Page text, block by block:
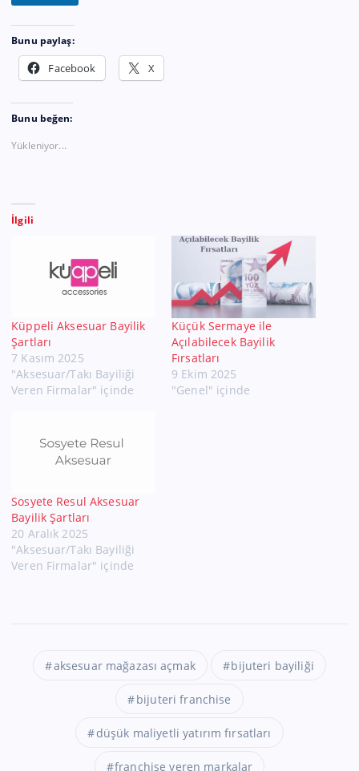
Bunu paylaş:
Facebook X
Bunu beğen:
Yükleniyor...
İlgili
Küppeli Aksesuar Bayilik
Şartları
7 Kasım 2025
"Aksesuar/Takı Bayiliği
Veren Firmalar" içinde
Küçük Sermaye ile
Açılabilecek Bayilik
Fırsatları
9 Ekim 2025
"Genel" içinde
Sosyete Resul Aksesuar
Bayilik Şartları
20 Aralık 2025
"Aksesuar/Takı Bayiliği
Veren Firmalar" içinde
aksesuar mağazası açmak bijuteri bayiliği
bijuteri franchise
düşük maliyetli yatırım fırsatları
franchise veren markalar